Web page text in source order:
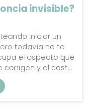
invisible?
iniciar un
todavía no te
el aspecto que
corrigen y el coste
que trabajan
beneficiarte de